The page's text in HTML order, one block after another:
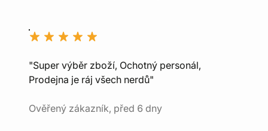
"Super výběr zboží, Ochotný personál,
Prodejna je ráj všech nerdů"
Ověřený zákazník, před 6 dny